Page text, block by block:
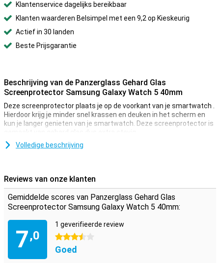
Klantenservice dagelijks bereikbaar
Klanten waarderen Belsimpel met een 9,2 op Kieskeurig
Actief in 30 landen
Beste Prijsgarantie
Beschrijving van de Panzerglass Gehard Glas
Screenprotector Samsung Galaxy Watch 5 40mm
Deze screenprotector plaats je op de voorkant van je smartwatch .
Hierdoor krijg je minder snel krassen en deuken in het scherm en
kun je langer genieten van je smartwatch. Deze screenprotector is
gemaakt van gehard glas dus extra stevig.
Door het dunne maar toch stevige laagje van deze screenprotector
is dit de perfecte oplossing als je jouw goed wil beschermen maar
de screenprotector nauwelijks zichtbaar door het ontwerp en het
dunne laagje van de screenprotector.
Volledige beschrijving
Reviews van onze klanten
Gemiddelde scores van Panzerglass Gehard Glas
Screenprotector Samsung Galaxy Watch 5 40mm:
7,0
1 geverifieerde review
3.5 sterren
Goed